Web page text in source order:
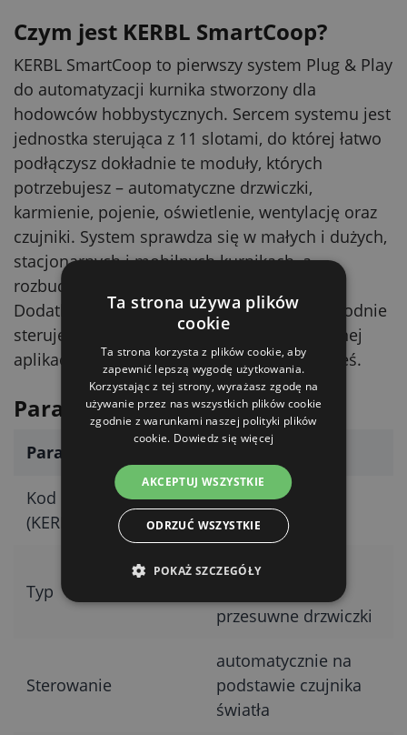
Czym jest KERBL SmartCoop?
KERBL SmartCoop to pierwszy system Plug & Play
do automatyzacji kurnika stworzony dla
hodowców hobbystycznych. Sercem systemu jest
jednostka sterująca z 11 slotami, do której łatwo
podłączysz dokładnie te moduły, których
potrzebujesz – automatyczne drzwiczki,
karmienie, pojenie, oświetlenie, wentylację oraz
czujniki. System sprawdza się w małych i dużych,
stacjonarnych i mobilnych kurnikach, a
rozbudowę możesz prowadzić stopniowo.
Dodatkowo z modułem łączności Wi‑Fi wygodnie
sterujesz i kontrolujesz wszystko w bezpłatnej
aplikacji mobilnej Kerbl – gdziekolwiek jesteś.
Parametry techniczne
Parametr Wartość
Kod producenta
(KERBL)
70645
Typ
plastikowe
przesuwne drzwiczki
Sterowanie
automatycznie na
podstawie czujnika
światła
Ta strona używa plików
cookie
Ta strona korzysta z plików cookie, aby
zapewnić lepszą wygodę użytkowania.
Korzystając z tej strony, wyrażasz zgodę na
używanie przez nas wszystkich plików cookie
zgodnie z warunkami naszej polityki plików
cookie. Dowiedz się więcej
AKCEPTUJ WSZYSTKIE
ODRZUĆ WSZYSTKIE
POKAŻ SZCZEGÓŁY